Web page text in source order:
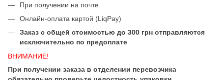
При получении на почте
Онлайн-оплата картой (LiqPay)
Заказ с общей стоимостью до 300 грн отправляются
исключительно по предоплате
ВНИМАНИЕ!
При получении заказа в отделении перевозчика